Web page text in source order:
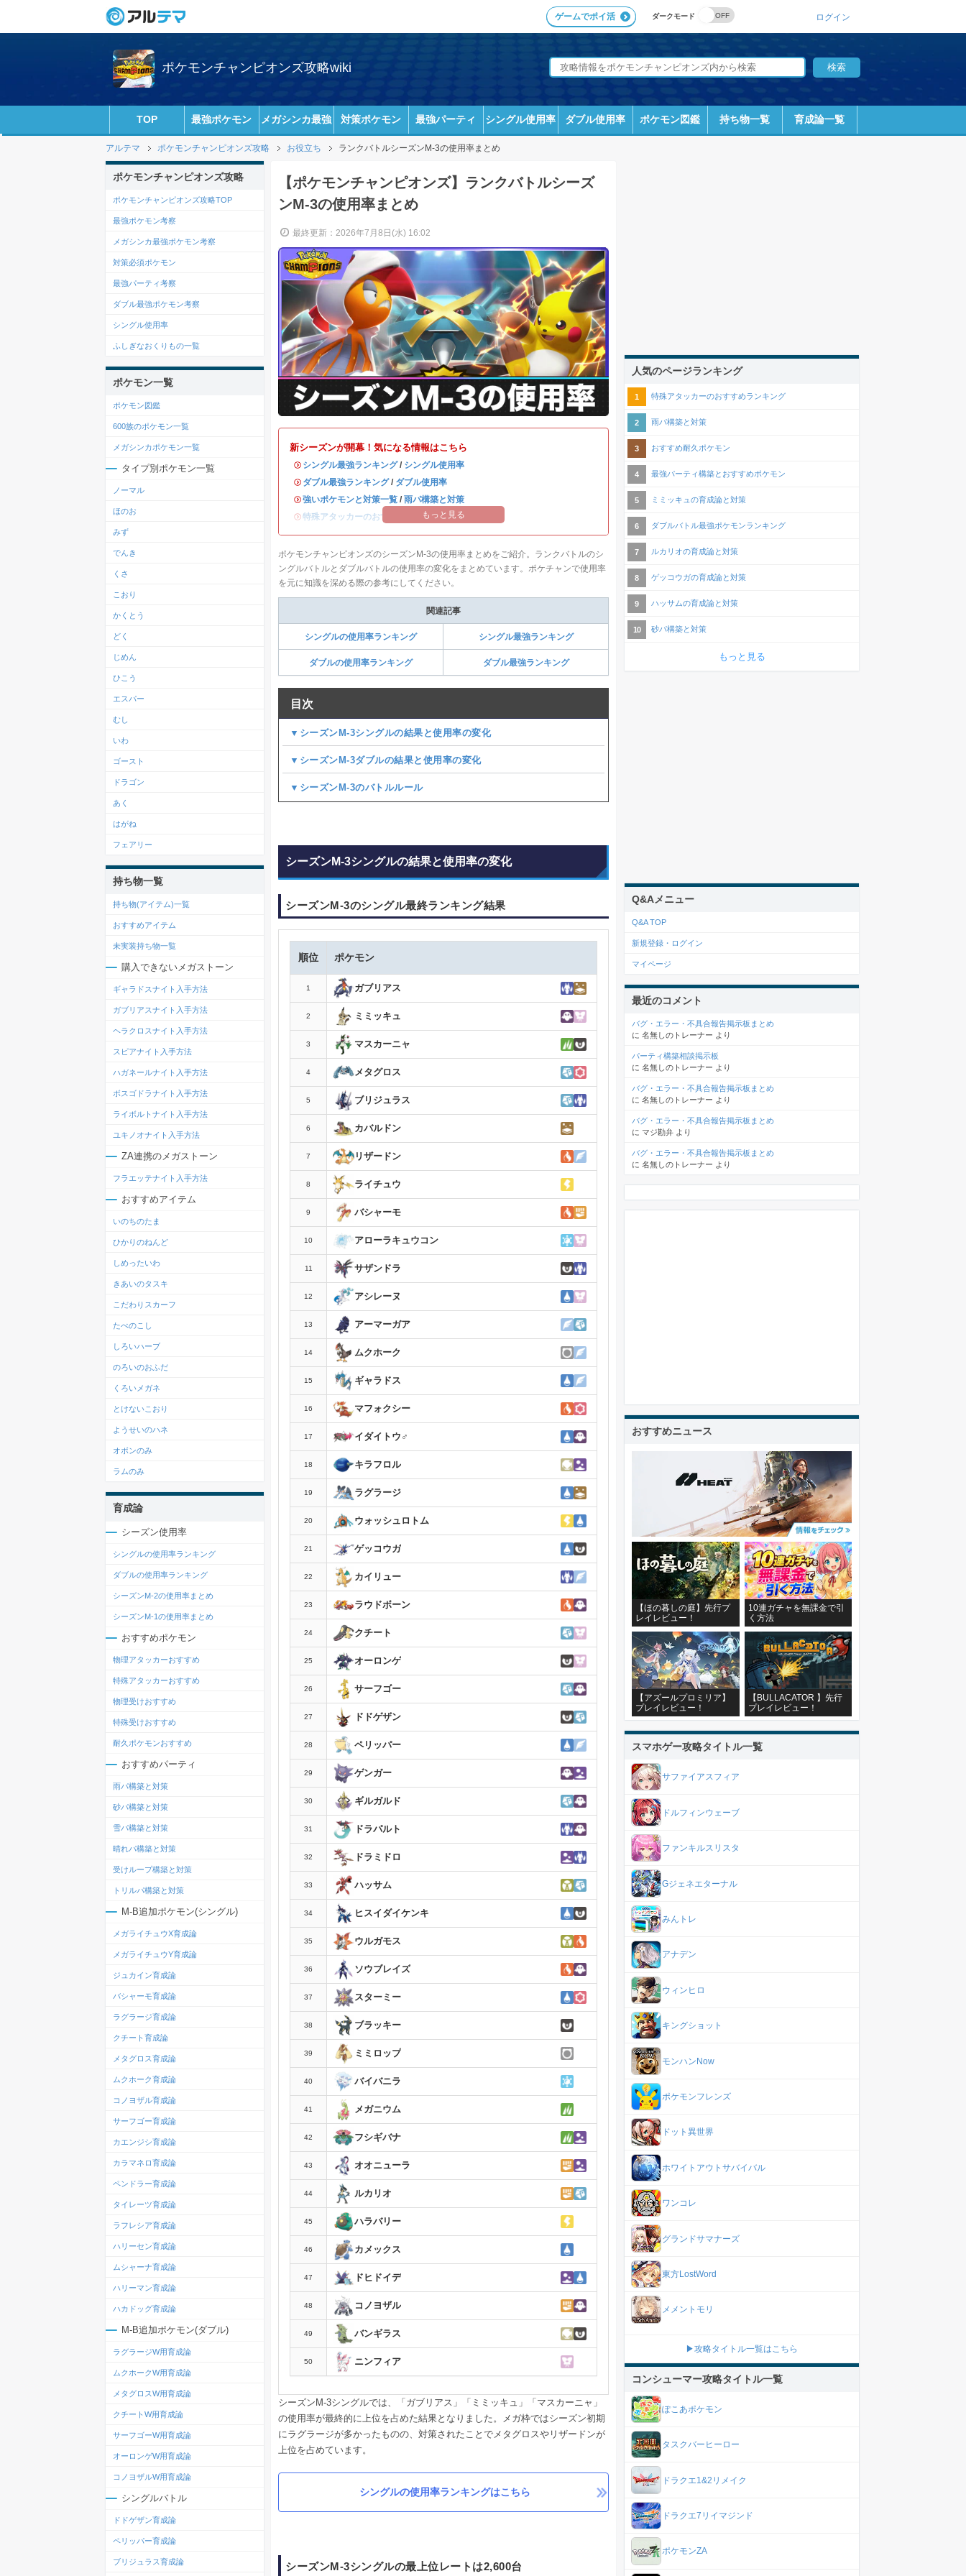
ダークモード
ゲームでポイ活 ログイン
ポケモンチャンピオンズ攻略wiki
TOP 最強ポケモン メガシンカ最強 対策ポケモン 最強パーティ シングル使用率 ダブル使用率 ポケモン図鑑 持ち物一覧 育成論一覧
アルテマ ポケモンチャンピオンズ攻略 お役立ち ランクバトルシーズンM-3の使用率まとめ
【ポケモンチャンピオンズ】ランクバトルシーズ
ンM-3の使用率まとめ
最終更新：2026年7月8日(水) 16:02
新シーズンが開幕！気になる情報はこちら
・ シングル最強ランキング/ シングル使用率
・ ダブル最強ランキング/ ダブル使用率
・強いポケモンと対策一覧 / 雨パ構築と対策
・特殊アタッカーのおすすめランキング
もっと見る
ポケモンチャンピオンズのシーズンM-3の使用率まとめをご紹介。ランクバトルのシ
ングルバトルとダブルバトルの使用率の変化をまとめています。ポケチャンで使用率
を元に知識を深める際の参考にしてください。
関連記事
シングルの使用率ランキング シングル最強ランキング
ダブルの使用率ランキング ダブル最強ランキング
目次
▼シーズンM-3シングルの結果と使用率の変化
▼シーズンM-3ダブルの結果と使用率の変化
▼シーズンM-3のバトルルール
シーズンM-3シングルの結果と使用率の変化
シーズンM-3のシングル最終ランキング結果
順位 ポケモン
1 ガブリアス
2 ミミッキュ
3 マスカーニャ
4 メタグロス
5 ブリジュラス
6 カバルドン
7 リザードン
8 ライチュウ
9 バシャーモ
10 アローラキュウコン
11 サザンドラ
12 アシレーヌ
13 アーマーガア
14 ムクホーク
15 ギャラドス
16 マフォクシー
17 イダイトウ♂
18 キラフロル
19 ラグラージ
20 ウォッシュロトム
21 ゲッコウガ
22 カイリュー
23 ラウドボーン
24 クチート
25 オーロンゲ
26 サーフゴー
27 ドドゲザン
28 ペリッパー
29 ゲンガー
30 ギルガルド
31 ドラパルト
32 ドラミドロ
33 ハッサム
34 ヒスイダイケンキ
35 ウルガモス
36 ソウブレイズ
37 スターミー
38 ブラッキー
39 ミミロップ
40 バイバニラ
41 メガニウム
42 フシギバナ
43 オオニューラ
44 ルカリオ
45 ハラバリー
46 カメックス
47 ドヒドイデ
48 コノヨザル
49 バンギラス
50 ニンフィア
シーズンM-3シングルでは、「ガブリアス」「ミミッキュ」「マスカーニャ」
の使用率が最終的に上位を占めた結果となりました。メガ枠ではシーズン初期
にラグラージが多かったものの、対策されたことでメタグロスやリザードンが
上位を占めています。
シングルの使用率ランキングはこちら
シーズンM-3シングルの最上位レートは2,600台
ポケモンチャンピオンズ攻略
ポケモンチャンピオンズ攻略TOP
最強ポケモン考察
メガシンカ最強ポケモン考察
対策必須ポケモン
最強パーティ考察
ダブル最強ポケモン考察
シングル使用率
ふしぎなおくりもの一覧
ポケモン一覧
ポケモン図鑑
600族のポケモン一覧
メガシンカポケモン一覧
タイプ別ポケモン一覧
ノーマル
ほのお
みず
でんき
くさ
こおり
かくとう
どく
じめん
ひこう
エスパー
むし
いわ
ゴースト
ドラゴン
あく
はがね
フェアリー
持ち物一覧
持ち物(アイテム)一覧
おすすめアイテム
未実装持ち物一覧
購入できないメガストーン
ギャラドスナイト入手方法
ガブリアスナイト入手方法
ヘラクロスナイト入手方法
スピアナイト入手方法
ハガネールナイト入手方法
ボスゴドラナイト入手方法
ライボルトナイト入手方法
ユキノオナイト入手方法
ZA連携のメガストーン
フラエッテナイト入手方法
おすすめアイテム
いのちのたま
ひかりのねんど
しめったいわ
きあいのタスキ
こだわりスカーフ
たべのこし
しろいハーブ
のろいのおふだ
くろいメガネ
とけないこおり
ようせいのハネ
オボンのみ
ラムのみ
育成論
シーズン使用率
シングルの使用率ランキング
ダブルの使用率ランキング
シーズンM-2の使用率まとめ
シーズンM-1の使用率まとめ
おすすめポケモン
物理アタッカーおすすめ
特殊アタッカーおすすめ
物理受けおすすめ
特殊受けおすすめ
耐久ポケモンおすすめ
おすすめパーティ
雨パ構築と対策
砂パ構築と対策
雪パ構築と対策
晴れパ構築と対策
受けループ構築と対策
トリルパ構築と対策
M-B追加ポケモン(シングル)
メガライチュウX育成論
メガライチュウY育成論
ジュカイン育成論
バシャーモ育成論
ラグラージ育成論
クチート育成論
メタグロス育成論
ムクホーク育成論
コノヨザル育成論
サーフゴー育成論
カエンジシ育成論
カラマネロ育成論
ペンドラー育成論
タイレーツ育成論
ラフレシア育成論
ハリーセン育成論
ムシャーナ育成論
ハリーマン育成論
ハカドッグ育成論
M-B追加ポケモン(ダブル)
ラグラージW用育成論
ムクホークW用育成論
メタグロスW用育成論
クチートW用育成論
サーフゴーW用育成論
オーロンゲW用育成論
コノヨザルW用育成論
シングルバトル
ドドゲザン育成論
ペリッパー育成論
ブリジュラス育成論
人気のページランキング
特殊アタッカーのおすすめランキング
雨パ構築と対策
おすすめ耐久ポケモン
最強パーティ構築とおすすめポケモン
ミミッキュの育成論と対策
ダブルバトル最強ポケモンランキング
ルカリオの育成論と対策
ゲッコウガの育成論と対策
ハッサムの育成論と対策
砂パ構築と対策
もっと見る
Q&Aメニュー
Q&A TOP
新規登録・ログイン
マイページ
最近のコメント
バグ・エラー・不具合報告掲示板まとめ
に 名無しのトレーナー より
パーティ構築相談掲示板
に 名無しのトレーナー より
バグ・エラー・不具合報告掲示板まとめ
に 名無しのトレーナー より
バグ・エラー・不具合報告掲示板まとめ
に マジ勘弁 より
バグ・エラー・不具合報告掲示板まとめ
に 名無しのトレーナー より
おすすめニュース
【ほの暮しの庭】先行プ
レイレビュー！
10連ガチャを無課金で引
く方法
【アズールプロミリア】
プレイレビュー！
【BULLACATOR 】先行
プレイレビュー！
スマホゲー攻略タイトル一覧
サファイアスフィア
ドルフィンウェーブ
ファンキルスリスタ
Gジェネエターナル
みんトレ
アナデン
ウィンヒロ
キングショット
モンハンNow
ポケモンフレンズ
ドット異世界
ホワイトアウトサバイバル
ワンコレ
グランドサマナーズ
東方LostWord
メメントモリ
▶攻略タイトル一覧はこちら
コンシューマー攻略タイトル一覧
ぽこあポケモン
タスクバーヒーロー
ドラクエ1&2リメイク
ドラクエ7リイマジンド
ポケモンZA